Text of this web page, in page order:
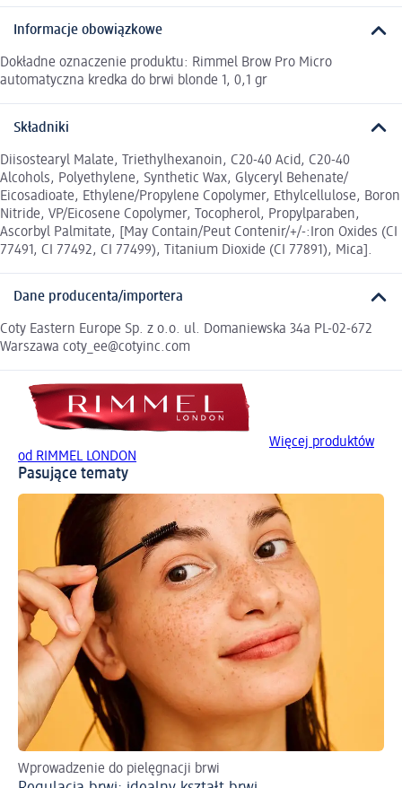
Informacje obowiązkowe
Dokładne oznaczenie produktu: Rimmel Brow Pro Micro
automatyczna kredka do brwi blonde 1, 0,1 gr
Składniki
Diisostearyl Malate, Triethylhexanoin, C20-40 Acid, C20-40
Alcohols, Polyethylene, Synthetic Wax, Glyceryl Behenate/
Eicosadioate, Ethylene/Propylene Copolymer, Ethylcellulose, Boron
Nitride, VP/Eicosene Copolymer, Tocopherol, Propylparaben,
Ascorbyl Palmitate, [May Contain/Peut Contenir/+/-:Iron Oxides (CI
77491, CI 77492, CI 77499), Titanium Dioxide (CI 77891), Mica].
Dane producenta/importera
Coty Eastern Europe Sp. z o.o. ul. Domaniewska 34a PL-02-672
Warszawa coty_ee@cotyinc.com
Więcej produktów
od RIMMEL LONDON
Pasujące tematy
Wprowadzenie do pielęgnacji brwi